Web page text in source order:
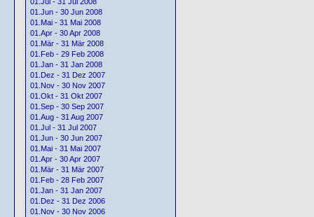
01.Jun - 30 Jun 2008
01.Mai - 31 Mai 2008
01.Apr - 30 Apr 2008
01.Mär - 31 Mär 2008
01.Feb - 29 Feb 2008
01.Jan - 31 Jan 2008
01.Dez - 31 Dez 2007
01.Nov - 30 Nov 2007
01.Okt - 31 Okt 2007
01.Sep - 30 Sep 2007
01.Aug - 31 Aug 2007
01.Jul - 31 Jul 2007
01.Jun - 30 Jun 2007
01.Mai - 31 Mai 2007
01.Apr - 30 Apr 2007
01.Mär - 31 Mär 2007
01.Feb - 28 Feb 2007
01.Jan - 31 Jan 2007
01.Dez - 31 Dez 2006
01.Nov - 30 Nov 2006